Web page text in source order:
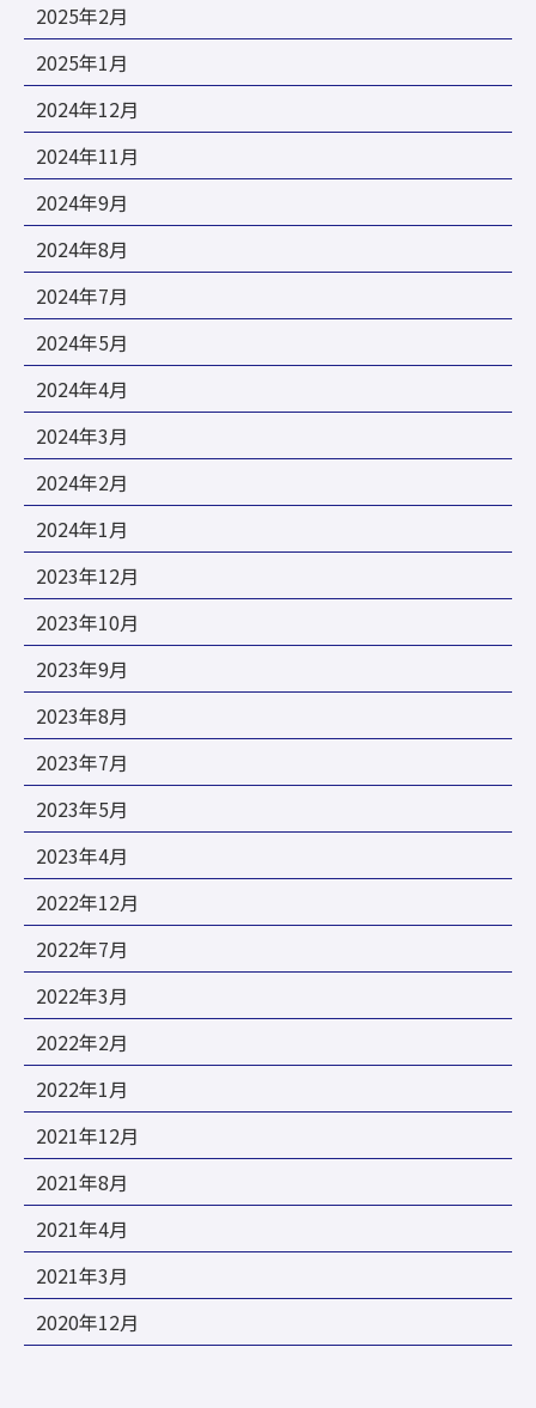
2025年2月
2025年1月
2024年12月
2024年11月
2024年9月
2024年8月
2024年7月
2024年5月
2024年4月
2024年3月
2024年2月
2024年1月
2023年12月
2023年10月
2023年9月
2023年8月
2023年7月
2023年5月
2023年4月
2022年12月
2022年7月
2022年3月
2022年2月
2022年1月
2021年12月
2021年8月
2021年4月
2021年3月
2020年12月